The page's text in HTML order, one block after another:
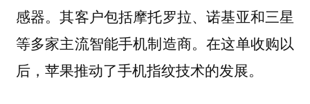
感器。其客户包括摩托罗拉、诺基亚和三星
等多家主流智能手机制造商。在这单收购以
后，苹果推动了手机指纹技术的发展。